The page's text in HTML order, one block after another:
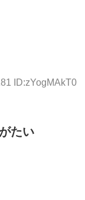
ID:zYogMAkT0
たい